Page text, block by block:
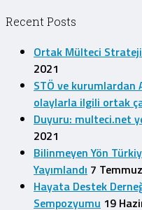
Recent Posts
Ortak Mülteci
2021
STÖ ve kurumlardan
olaylarla ilgili ortak
Duyuru: multeci.net
2021
Bilinmeyen Yön
Yayımlandı 7
Hayata Destek
Sempozyumu 19